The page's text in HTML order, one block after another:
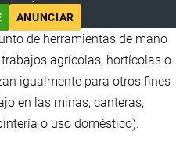
ANUNCIAR
de herramientas de mano
agrícolas, hortícolas o
igualmente para otros fines
en las minas, canteras,
o uso doméstico).